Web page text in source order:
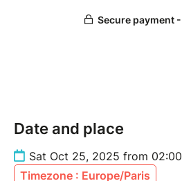
15 € pour les participant·es
Date and place
Sat Oct 25, 2025 from
Timezone : Europe/Paris